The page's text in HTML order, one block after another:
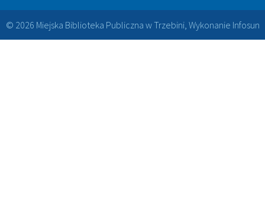
© 2026 Miejska Biblioteka Publiczna w Trzebini, Wykonanie Infosun